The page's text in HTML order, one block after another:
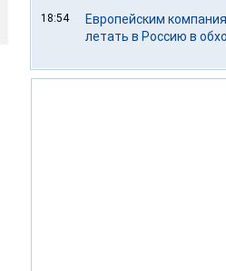
18:54
Европейским
летать в Россию в